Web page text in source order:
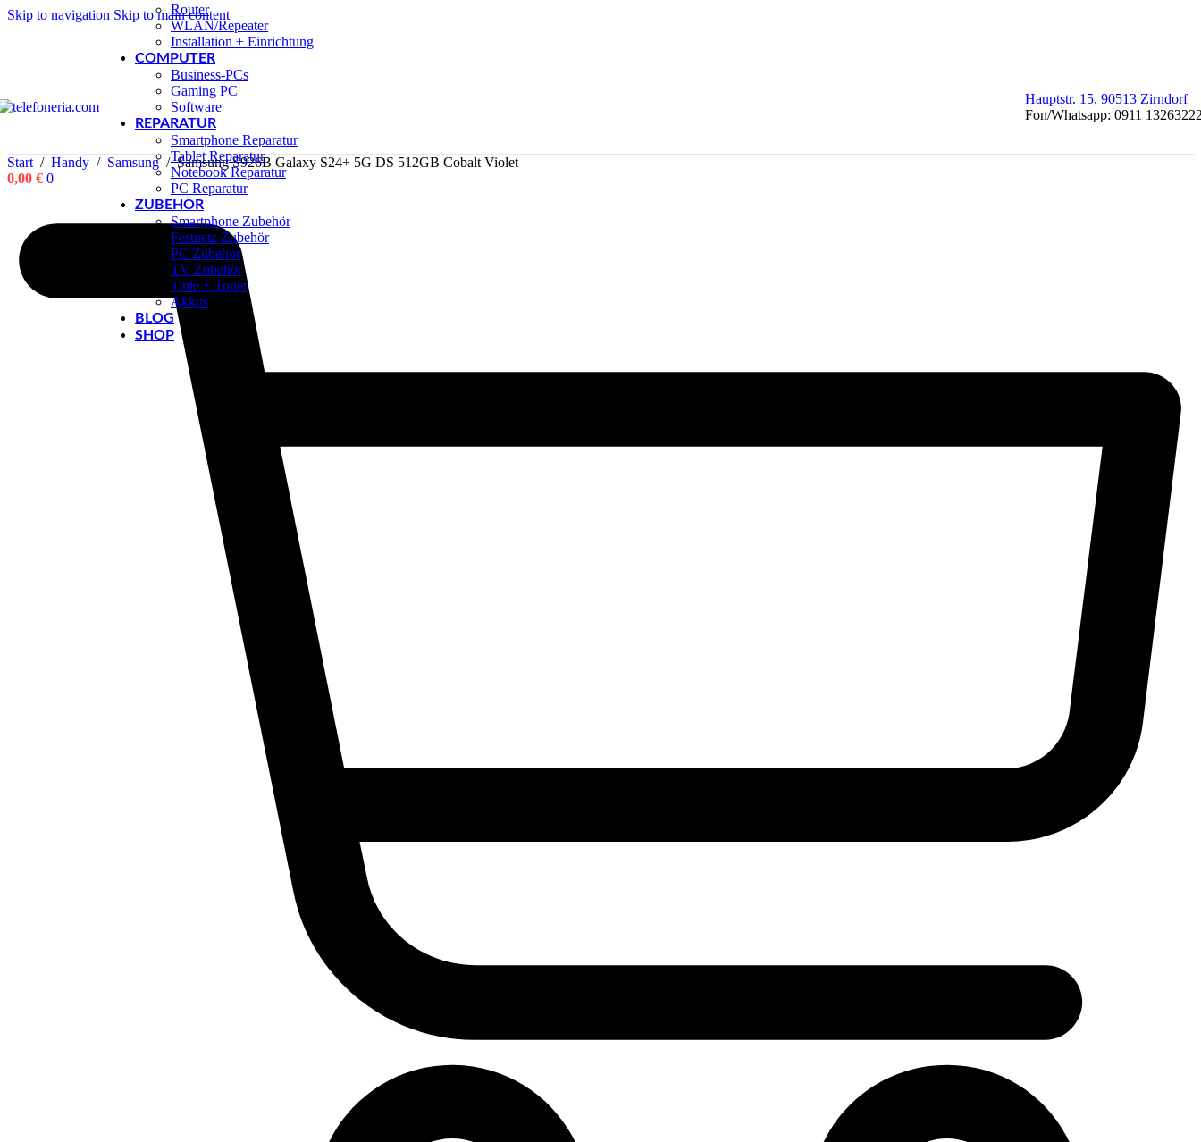
Skip to navigation Skip to main content
Router
WLAN/Repeater
Installation + Einrichtung
COMPUTER
Business-PCs
Gaming PC
Software
REPARATUR
Smartphone Reparatur
Tablet Reparatur
Notebook Reparatur
PC Reparatur
ZUBEHÖR
Smartphone Zubehör
Festnetz Zubehör
PC Zubehör
TV Zubehör
Tinte + Toner
Akkus
BLOG
SHOP
Hauptstr. 15, 90513 Zirndorf
Fon/Whatsapp: 0911
Start / Handy / Samsung / Samsung S926B Galaxy S24+ 5G DS 512GB Cobalt Violet
0,00 € 0